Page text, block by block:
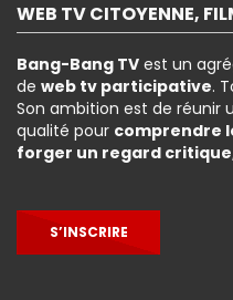
WEB TV CITOYENNE,
Bang-Bang TV est un
de web tv participative.
Son ambition est de réunir
qualité pour comprendre
forger un regard
S’INSCRIRE